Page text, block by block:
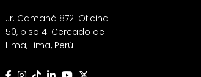
Jr. Camaná 872. Oficina
50, piso 4. Cercado de
Lima, Lima, Perú